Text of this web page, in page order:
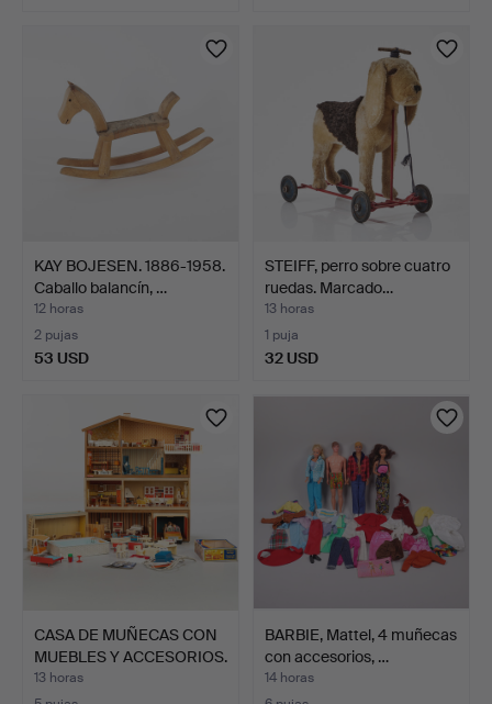
KAY BOJESEN. 1886-1958.
Caballo balancín, …
12 horas
2 pujas
53 USD
STEIFF, perro sobre cuatro
ruedas. Marcado…
13 horas
1 puja
32 USD
CASA DE MUÑECAS CON
MUEBLES Y ACCESORIOS.
…
13 horas
BARBIE, Mattel, 4 muñecas
con accesorios, …
14 horas